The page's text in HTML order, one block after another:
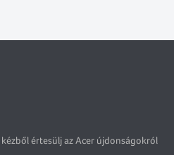
értesülj az Acer újdonságokról